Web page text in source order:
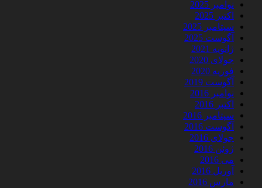
نوامبر 2025
اکتبر 2025
سپتامبر 2025
آگوست 2025
ژانویه 2021
جولای 2020
فوریه 2020
آگوست 2019
نوامبر 2016
اکتبر 2016
سپتامبر 2016
آگوست 2016
جولای 2016
ژوئن 2016
می 2016
آوریل 2016
مارس 2016